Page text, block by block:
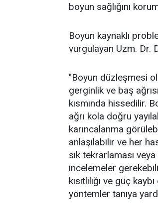
boyun sağlığını
Boyun kaynaklı
vurgulayan Uzm. Dr.
"Boyun düzleşmesi
gerginlik ve baş
kısmında hissedilir.
ağrı kola doğru
karıncalanma
anlaşılabilir ve her
sık tekrarlaması
incelemeler
kısıtlılığı ve güç
yöntemler tanıya